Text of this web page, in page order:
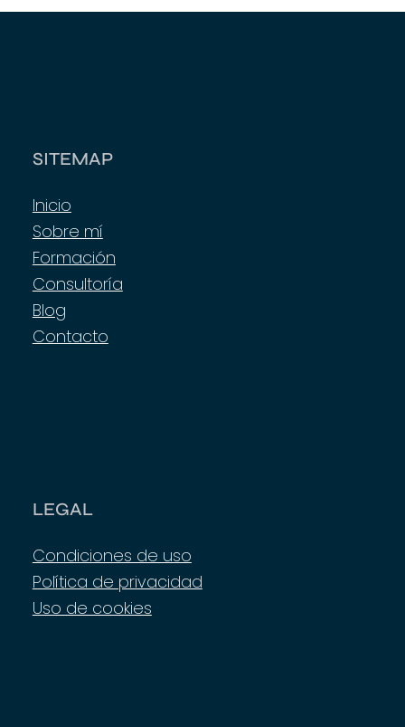
SITEMAP
Inicio
Sobre mí
Formación
Consultoría
Blog
Contacto
LEGAL
Condiciones de uso
Política de privacidad
Uso de cookies